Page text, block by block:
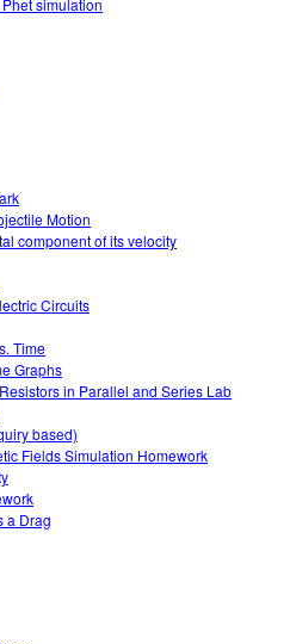
simulation
Motion
component of its velocity
Circuits
Time
Graphs
in Parallel and Series Lab
based)
Fields Simulation Homework
a Drag